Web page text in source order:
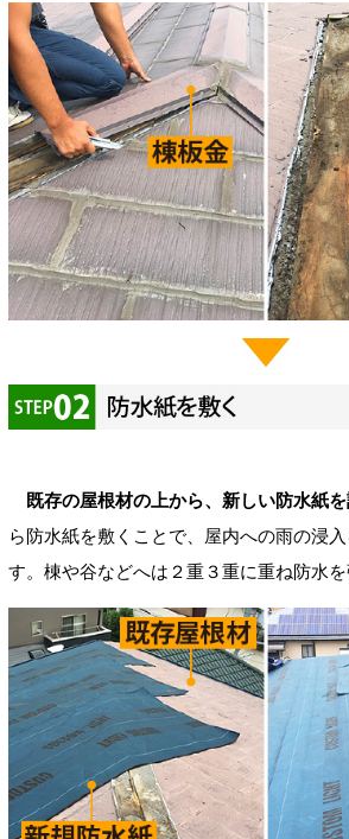
既存の屋根材の上から、新しい防水紙
ら防水紙を敷くことで、屋内への雨の浸
す。棟や谷などへは２重３重に重ね防水を